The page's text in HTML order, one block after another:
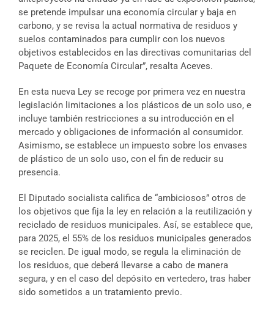
se pretende impulsar una economía circular y baja en
carbono, y se revisa la actual normativa de residuos y
suelos contaminados para cumplir con los nuevos
objetivos establecidos en las directivas comunitarias del
Paquete de Economía Circular”, resalta Aceves.
En esta nueva Ley se recoge por primera vez en nuestra
legislación limitaciones a los plásticos de un solo uso, e
incluye también restricciones a su introducción en el
mercado y obligaciones de información al consumidor.
Asimismo, se establece un impuesto sobre los envases
de plástico de un solo uso, con el fin de reducir su
presencia.
El Diputado socialista califica de “ambiciosos” otros de
los objetivos que fija la ley en relación a la reutilización y
reciclado de residuos municipales. Así, se establece que,
para 2025, el 55% de los residuos municipales generados
se reciclen. De igual modo, se regula la eliminación de
los residuos, que deberá llevarse a cabo de manera
segura, y en el caso del depósito en vertedero, tras haber
sido sometidos a un tratamiento previo.